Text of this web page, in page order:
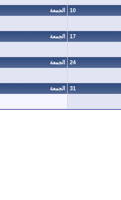
10 الجمعة
17 الجمعة
24 الجمعة
31 الجمعة